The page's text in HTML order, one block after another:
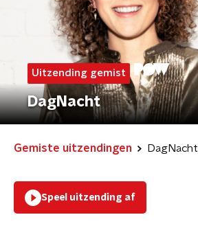
Uitzending gemist
DagNacht
Gemiste uitzendingen DagNacht
Speel uitzending af